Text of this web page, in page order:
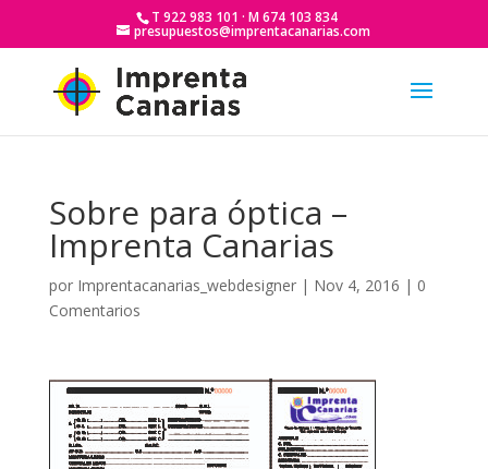
T 922 983 101 · M 674 103 834
presupuestos@imprentacanarias.com
Sobre para óptica –
Imprenta Canarias
por Imprentacanarias_webdesigner| Nov 4, 2016 | 0
Comentarios